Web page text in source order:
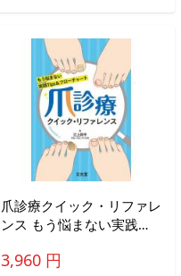
爪診療クイック・リファレ
ンス もう悩まない実践
ト/江上将平
3,960 円